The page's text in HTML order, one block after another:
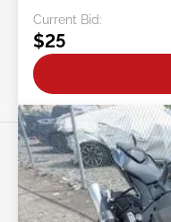
Current Bid:
$25